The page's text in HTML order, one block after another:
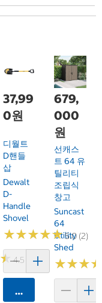
★
★4.5 (2)
37,99
0원
디월트
D핸들
삽
Dewalt
D-
Handle
Shovel
★★★★★
★★★★★5.0 (2)
카트에 담기
679,
000
원
선캐스
트 64 유
틸리티
조립식
창고
Suncast
64
Utility
Shed
★★★
★★★